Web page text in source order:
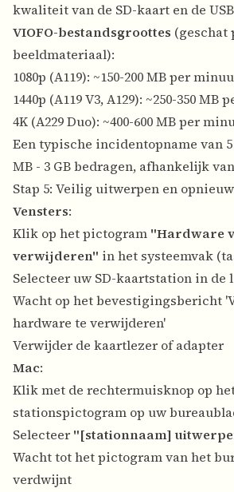
kwaliteit van de SD-kaart en de
VIOFO-bestandsgroottes (geschat
beeldmateriaal):
1080p (A119): ~150-200 MB per
1440p (A119 V3, A129): ~250-350 MB
4K (A229 Duo): ~400-600 MB per
Een typische incidentopname van
MB - 3 GB bedragen, afhankelijk
Stap 5: Veilig uitwerpen en
Vensters:
Klik op het pictogram "Hardware
verwijderen" in het systeemvak
Selecteer uw SD-kaartstation in de
Wacht op het bevestigingsbericht
hardware te verwijderen'
Verwijder de kaartlezer of adapter
Mac:
Klik met de rechtermuisknop op
stationspictogram op uw
Selecteer "[stationnaam]
Wacht tot het pictogram van het
verdwijnt